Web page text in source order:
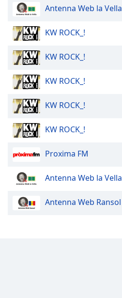
Antenna Web la Vella
KW ROCK_!
KW ROCK_!
KW ROCK_!
KW ROCK_!
KW ROCK_!
Proxima FM
Antenna Web la Vella
Antenna Web Ransol